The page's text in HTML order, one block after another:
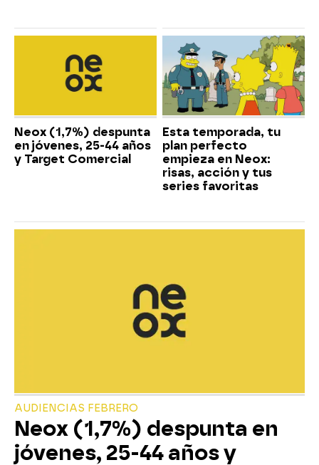
Neox (1,7%) despunta
en jóvenes, 25-44 años
y Target Comercial
Esta temporada, tu
plan perfecto
empieza en Neox:
risas, acción y tus
series favoritas
AUDIENCIAS FEBRERO
Neox (1,7%) despunta en
jóvenes, 25-44 años y